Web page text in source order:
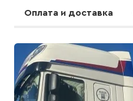
Оплата и доставка